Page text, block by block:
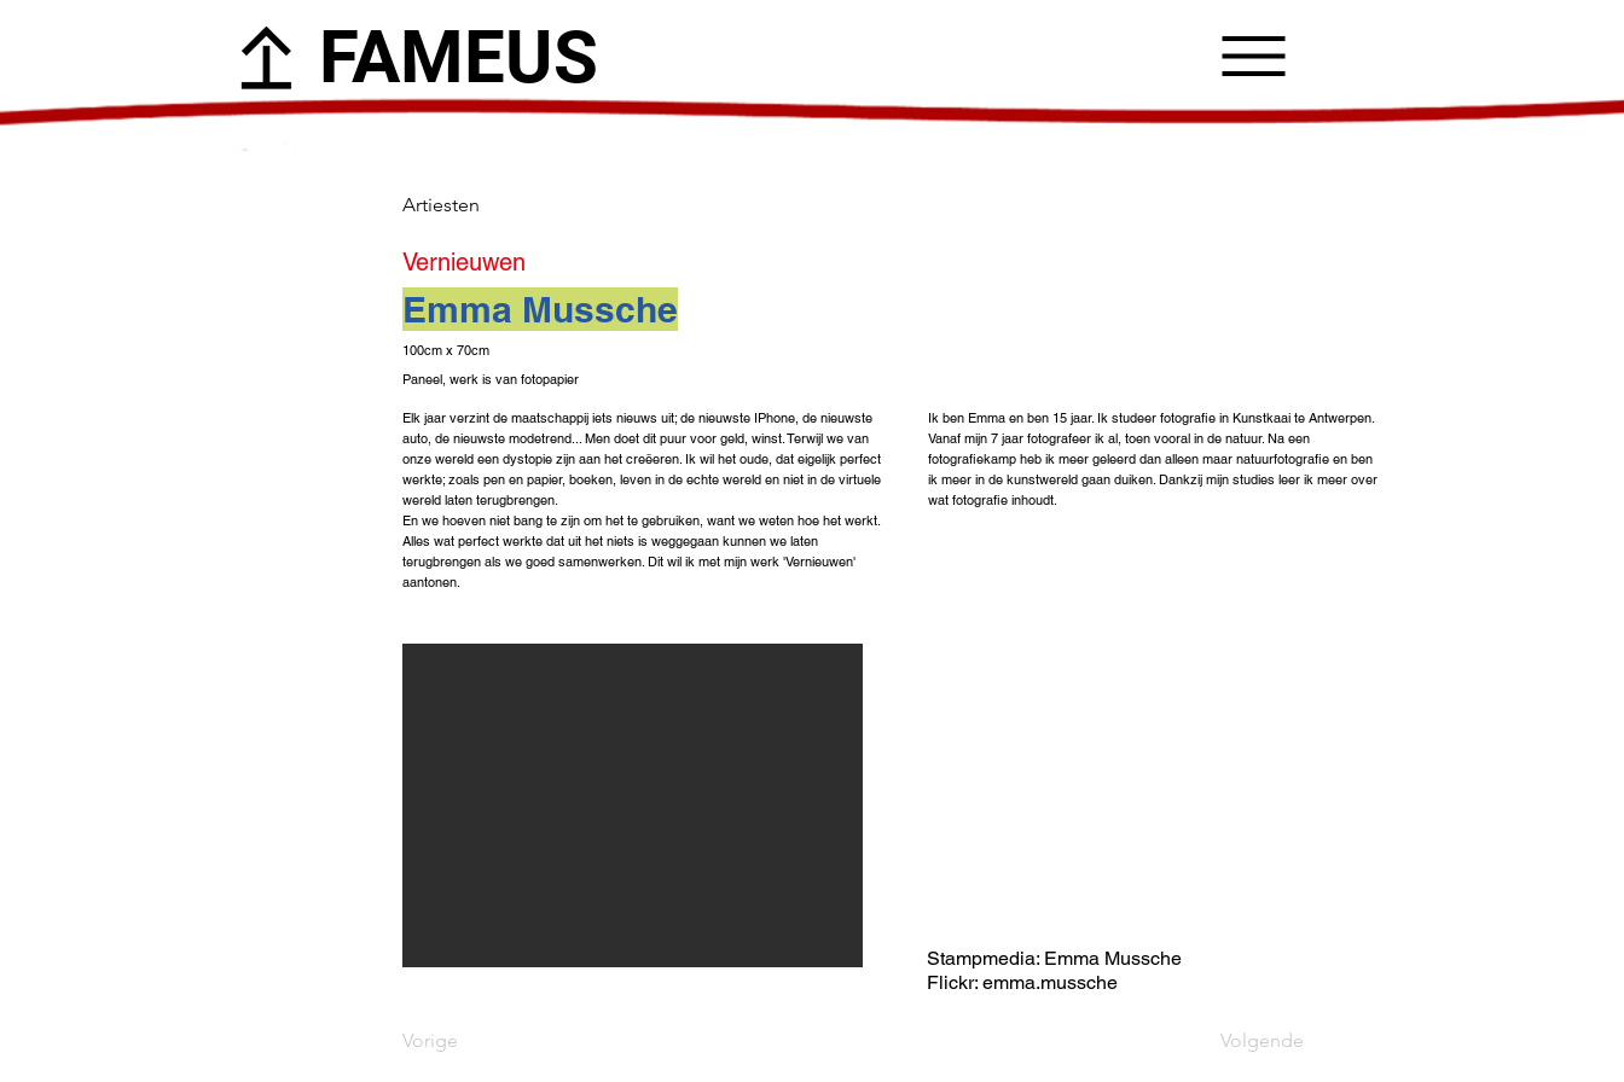
FAMEUS
Artiesten
Vernieuwen
Emma Mussche
100cm x 70cm
Paneel, werk is van fotopapier
Elk jaar verzint de maatschappij iets nieuws uit; de nieuwste IPhone, de nieuwste
auto, de nieuwste modetrend... Men doet dit puur voor geld, winst. Terwijl we van
onze wereld een dystopie zijn aan het creëeren. Ik wil het oude, dat eigelijk perfect
werkte; zoals pen en papier, boeken, leven in de echte wereld en niet in de virtuele
wereld laten terugbrengen.
En we hoeven niet bang te zijn om het te gebruiken, want we weten hoe het werkt.
Alles wat perfect werkte dat uit het niets is weggegaan kunnen we laten
terugbrengen als we goed samenwerken. Dit wil ik met mijn werk 'Vernieuwen'
aantonen.
Vorige
Ik ben Emma en ben 15 jaar. Ik studeer fotografie in Kunstkaai te Antwerpen.
Vanaf mijn 7 jaar fotografeer ik al, toen vooral in de natuur. Na een
fotografiekamp heb ik meer geleerd dan alleen maar natuurfotografie en ben
ik meer in de kunstwereld gaan duiken. Dankzij mijn studies leer ik meer over
wat fotografie inhoudt.
Stampmedia: Emma Mussche
Flickr: emma.mussche
Volgende